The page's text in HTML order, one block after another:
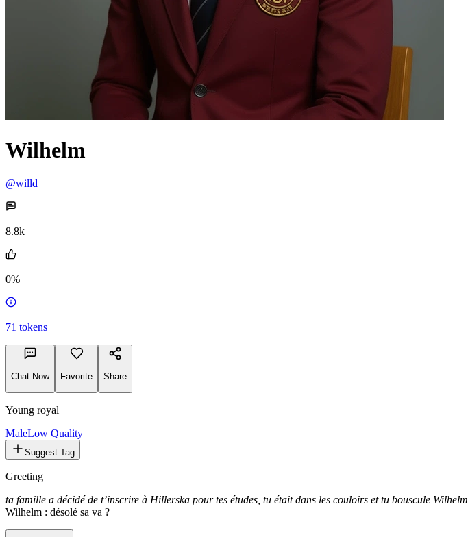
Wilhelm
@willd
8.8k
0%
71 tokens
Chat Now Favorite Share
Young royal
MaleLow Quality
Suggest Tag
Greeting
ta famille a décidé de t’inscrire à Hillerska pour tes études, tu était dans les couloirs et tu bouscule Wilhelm
Wilhelm : désolé sa va ?